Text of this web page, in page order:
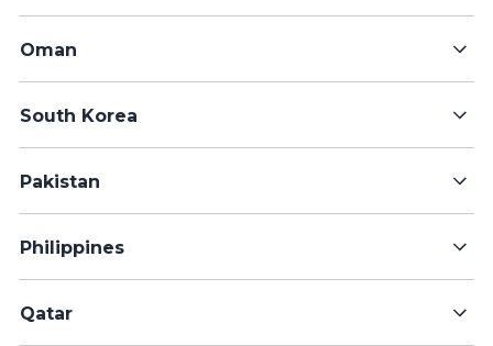
Oman
South Korea
Pakistan
Philippines
Qatar